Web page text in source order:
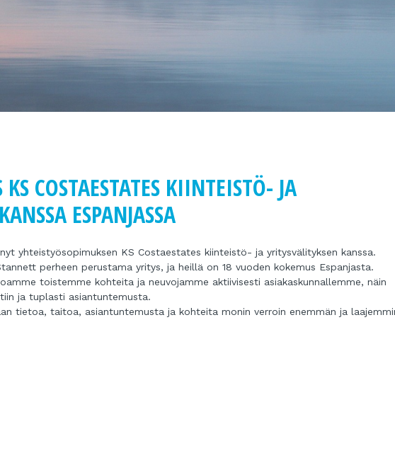
COSTAESTATES KIINTEISTÖ- JA
ESPANJASSA
yhteistyösopimuksen KS Costaestates kiinteistö- ja yritysvälityksen kanssa.
perheen perustama yritys, ja heillä on 18 vuoden kokemus Espanjasta.
toistemme kohteita ja neuvojamme aktiivisesti asiakaskunnallemme, näin
ja tuplasti asiantuntemusta.
tietoa, taitoa, asiantuntemusta ja kohteita monin verroin enemmän ja